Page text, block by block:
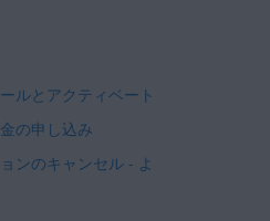
ルとアクティベート
の申し込み
ンのキャンセル - よ